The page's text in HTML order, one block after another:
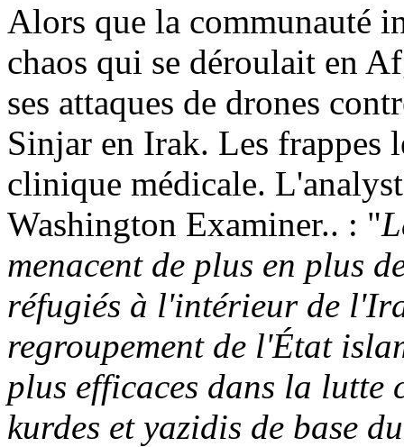
Alors que la communauté
chaos qui se déroulait en
ses attaques de drones
Sinjar en Irak. Les frappes
clinique médicale.
Washington Examiner.. : "
menacent de plus en plus
réfugiés à l'intérieur de
regroupement de l'État
plus efficaces dans la lutte
kurdes et yazidis de base